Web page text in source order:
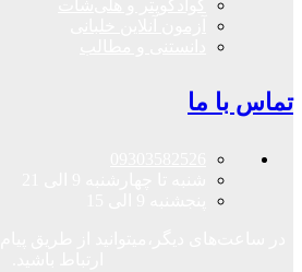
تماس با ما
در ساعت‌های دیگر،میتوانید از طریق